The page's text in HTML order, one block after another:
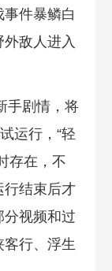
件暴鳞白
敌人进入
手剧情，将
运行，“轻
存在，不
行结束后才
分视频和过
行、浮生